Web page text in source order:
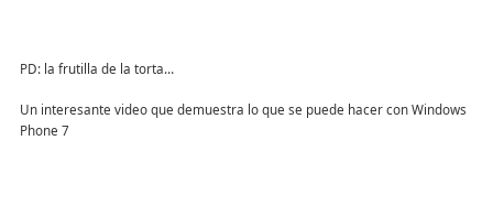
PD: la frutilla de la torta…
Un interesante video que demuestra lo que se puede hacer con Windows
Phone 7